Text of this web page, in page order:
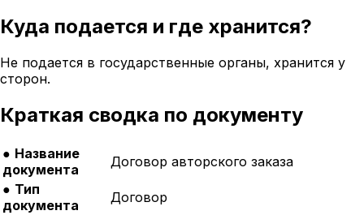
Куда подается и где хранится?
Не подается в государственные органы, хранится у
сторон.
Краткая сводка по документу
● Название
документа
Договор авторского заказа
● Тип
документа
Договор